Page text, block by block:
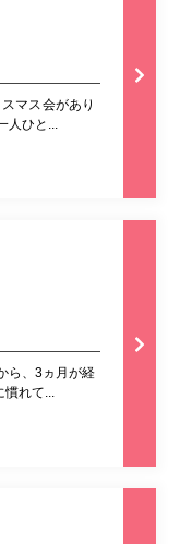
マス会があり
人ひと...
ら、3ヵ月が経
れて...